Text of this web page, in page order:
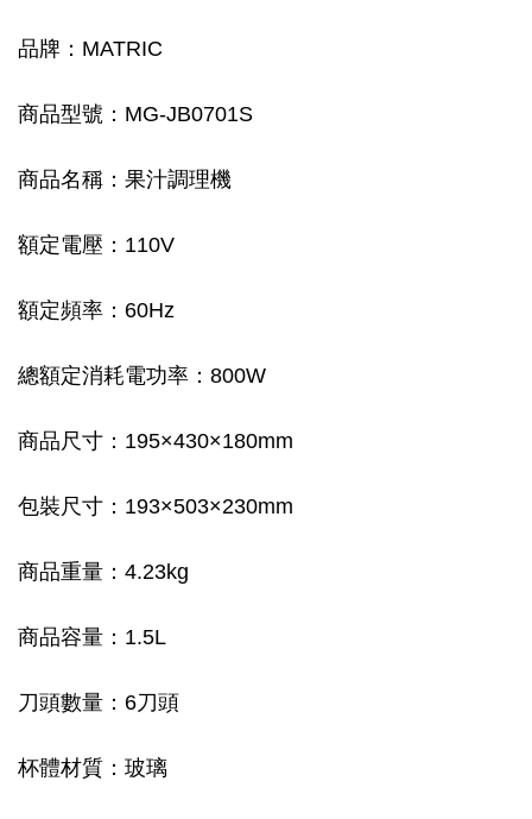
品牌：MATRIC
商品型號：MG-JB0701S
商品名稱：果汁調理機
額定電壓：110V
額定頻率：60Hz
總額定消耗電功率：800W
商品尺寸：195×430×180mm
包裝尺寸：193×503×230mm
商品重量：4.23kg
商品容量：1.5L
刀頭數量：6刀頭
杯體材質：玻璃